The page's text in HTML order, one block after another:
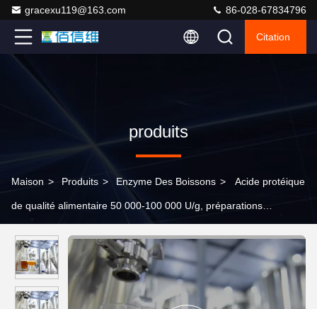
gracexu119@163.com 86-028-67834796
Citation
produits
Maison > Produits > Enzyme Des Boissons > Acide protéique
de qualité alimentaire 50 000-100 000 U/g, préparations